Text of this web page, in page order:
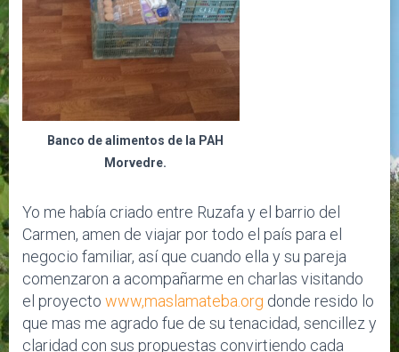
Banco de alimentos de la PAH
Morvedre.
Yo me había criado entre Ruzafa y el barrio del
Carmen, amen de viajar por todo el país para el
negocio familiar, así que cuando ella y su pareja
comenzaron a acompañarme en charlas visitando
el proyecto www,maslamateba.org donde resido lo
que mas me agrado fue de su tenacidad, sencillez y
claridad con sus propuestas convirtiendo cada